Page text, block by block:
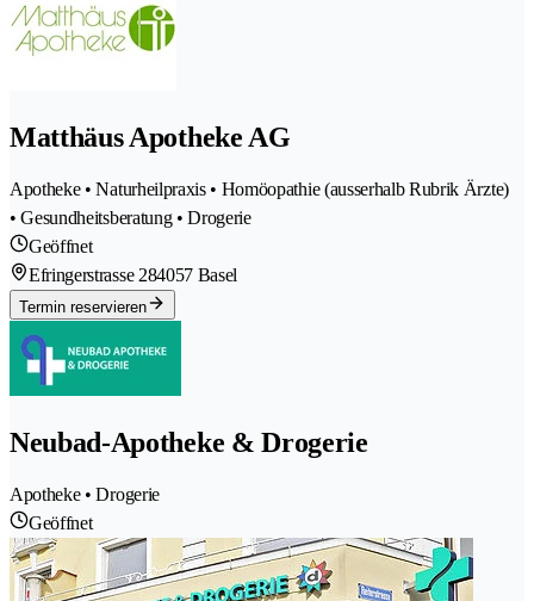
Matthäus Apotheke AG
Apotheke • Naturheilpraxis • Homöopathie (ausserhalb Rubrik Ärzte)
• Gesundheitsberatung • Drogerie
Geöffnet
Efringerstrasse 284057 Basel
Termin reservieren
Neubad-Apotheke & Drogerie
Apotheke • Drogerie
Geöffnet